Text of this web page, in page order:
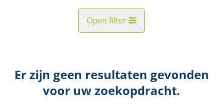
Open filter
Kaartweergave
Er zijn geen resultaten gevonden
voor uw zoekopdracht.